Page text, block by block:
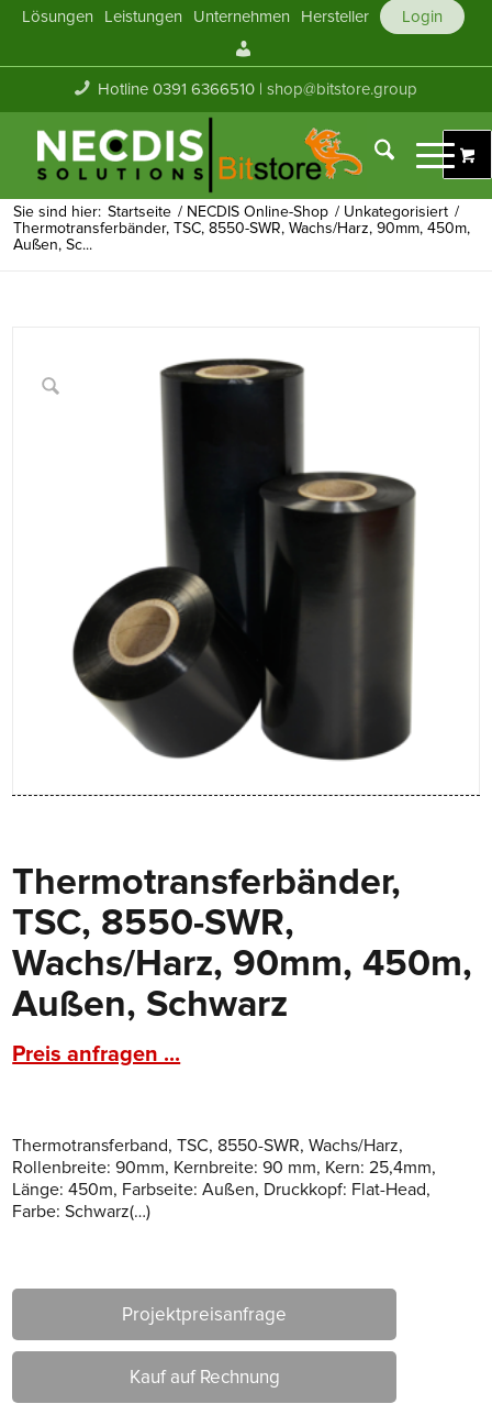
Lösungen Leistungen Unternehmen Hersteller
Login
Konto
Hotline 0391 6366510 |shop@bitstore.group
Sie sind hier: Startseite / NECDIS Online-Shop / Unkategorisiert /
Thermotransferbänder, TSC, 8550-SWR, Wachs/Harz, 90mm, 450m,
Außen, Sc...
Thermotransferbänder,
TSC, 8550-SWR,
Wachs/Harz, 90mm, 450m,
Außen, Schwarz
Preis anfragen ...
Thermotransferband, TSC, 8550-SWR, Wachs/Harz,
Rollenbreite: 90mm, Kernbreite: 90 mm, Kern: 25,4mm,
Länge: 450m, Farbseite: Außen, Druckkopf: Flat-Head,
Farbe: Schwarz(…)
Projektpreisanfrage
Kauf auf Rechnung